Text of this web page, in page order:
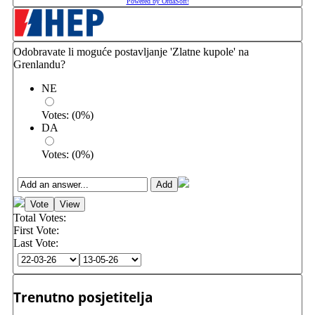
Odobravate li moguće postavljanje 'Zlatne kupole' na
Grenlandu?
NE
Votes: (0%)
DA
Votes: (0%)
Total Votes:
First Vote:
Last Vote:
Trenutno posjetitelja